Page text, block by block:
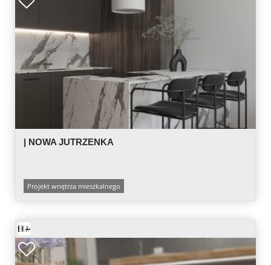
| NOWA JUTRZENKA
Projekt wnętrza mieszkalnego